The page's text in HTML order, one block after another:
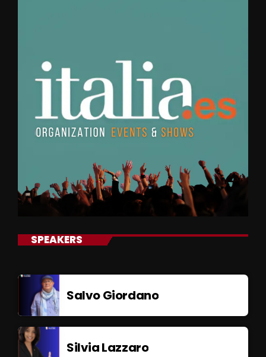
SPEAKERS
Salvo Giordano
Silvia Lazzaro